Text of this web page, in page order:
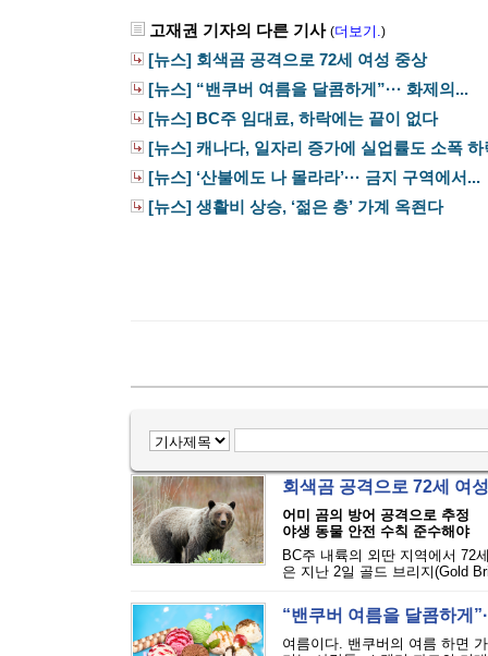
고재권 기자의 다른 기사 (더보기.)
[뉴스] 회색곰 공격으로 72세 여성 중상
[뉴스] “밴쿠버 여름을 달콤하게”··· 화제의...
[뉴스] BC주 임대료, 하락에는 끝이 없다
[뉴스] 캐나다, 일자리 증가에 실업률도 소폭 하
[뉴스] ‘산불에도 나 몰라라’··· 금지 구역에서...
[뉴스] 생활비 상승, ‘젊은 층’ 가계 옥죈다
회색곰 공격으로 72세 여
어미 곰의 방어 공격으로 추정
야생 동물 안전 수칙 준수해야
BC주 내륙의 외딴 지역에서 72
은 지난 2일 골드 브리지(Gold
“밴쿠버 여름을 달콤하게
여름이다. 밴쿠버의 여름 하면